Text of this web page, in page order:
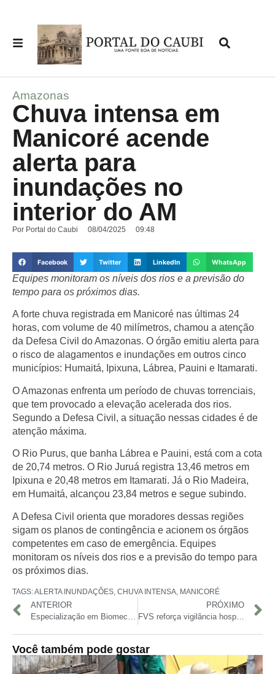
Amazonas
Chuva intensa em
Manicoré acende
alerta para
inundações no
interior do AM
Por Portal do Caubi 08/04/2025 09:48
Facebook Twitter LinkedIn WhatsApp
Equipes monitoram os níveis dos rios e a previsão do
tempo para os próximos dias.
A forte chuva registrada em Manicoré nas últimas 24
horas, com volume de 40 milímetros, chamou a atenção
da Defesa Civil do Amazonas. O órgão emitiu alerta para
o risco de alagamentos e inundações em outros cinco
municípios: Humaitá, Ipixuna, Lábrea, Pauini e Itamarati.
O Amazonas enfrenta um período de chuvas torrenciais,
que tem provocado a elevação acelerada dos rios.
Segundo a Defesa Civil, a situação nessas cidades é de
atenção máxima.
O Rio Purus, que banha Lábrea e Pauini, está com a cota
de 20,74 metros. O Rio Juruá registra 13,46 metros em
Ipixuna e 20,48 metros em Itamarati. Já o Rio Madeira,
em Humaitá, alcançou 23,84 metros e segue subindo.
A Defesa Civil orienta que moradores dessas regiões
sigam os planos de contingência e acionem os órgãos
competentes em caso de emergência. Equipes
monitoram os níveis dos rios e a previsão do tempo para
os próximos dias.
TAGS:ALERTA INUNDAÇÕES, CHUVA INTENSA, MANICORÉ
ANTERIOR
Especialização em Biomecânica da UEA segue com inscrições abertas até 21 de abril
PRÓXIMO
FVS reforça vigilância hospitalar em Parintins antes do festival
Você também pode gostar